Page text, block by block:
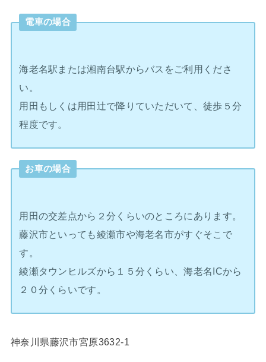
電車の場合
海老名駅または湘南台駅からバスをご利用くださ
い。
用田もしくは用田辻で降りていただいて、徒歩５分
程度です。
お車の場合
用田の交差点から２分くらいのところにあります。
藤沢市といっても綾瀬市や海老名市がすぐそこで
す。
綾瀬タウンヒルズから１５分くらい、海老名ICから
２０分くらいです。
神奈川県藤沢市宮原3632-1